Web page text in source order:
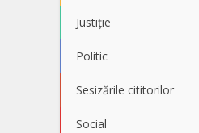
Justiție
Politic
Sesizările cititorilor
Social